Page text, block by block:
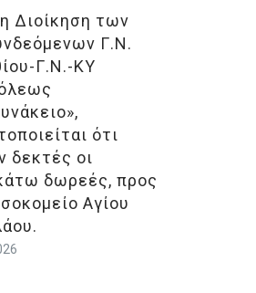
Διοίκηση των
Γ.Ν.
Γ.Ν.-ΚΥ
ότι
δεκτές οι
δωρεές, προς
Αγίου